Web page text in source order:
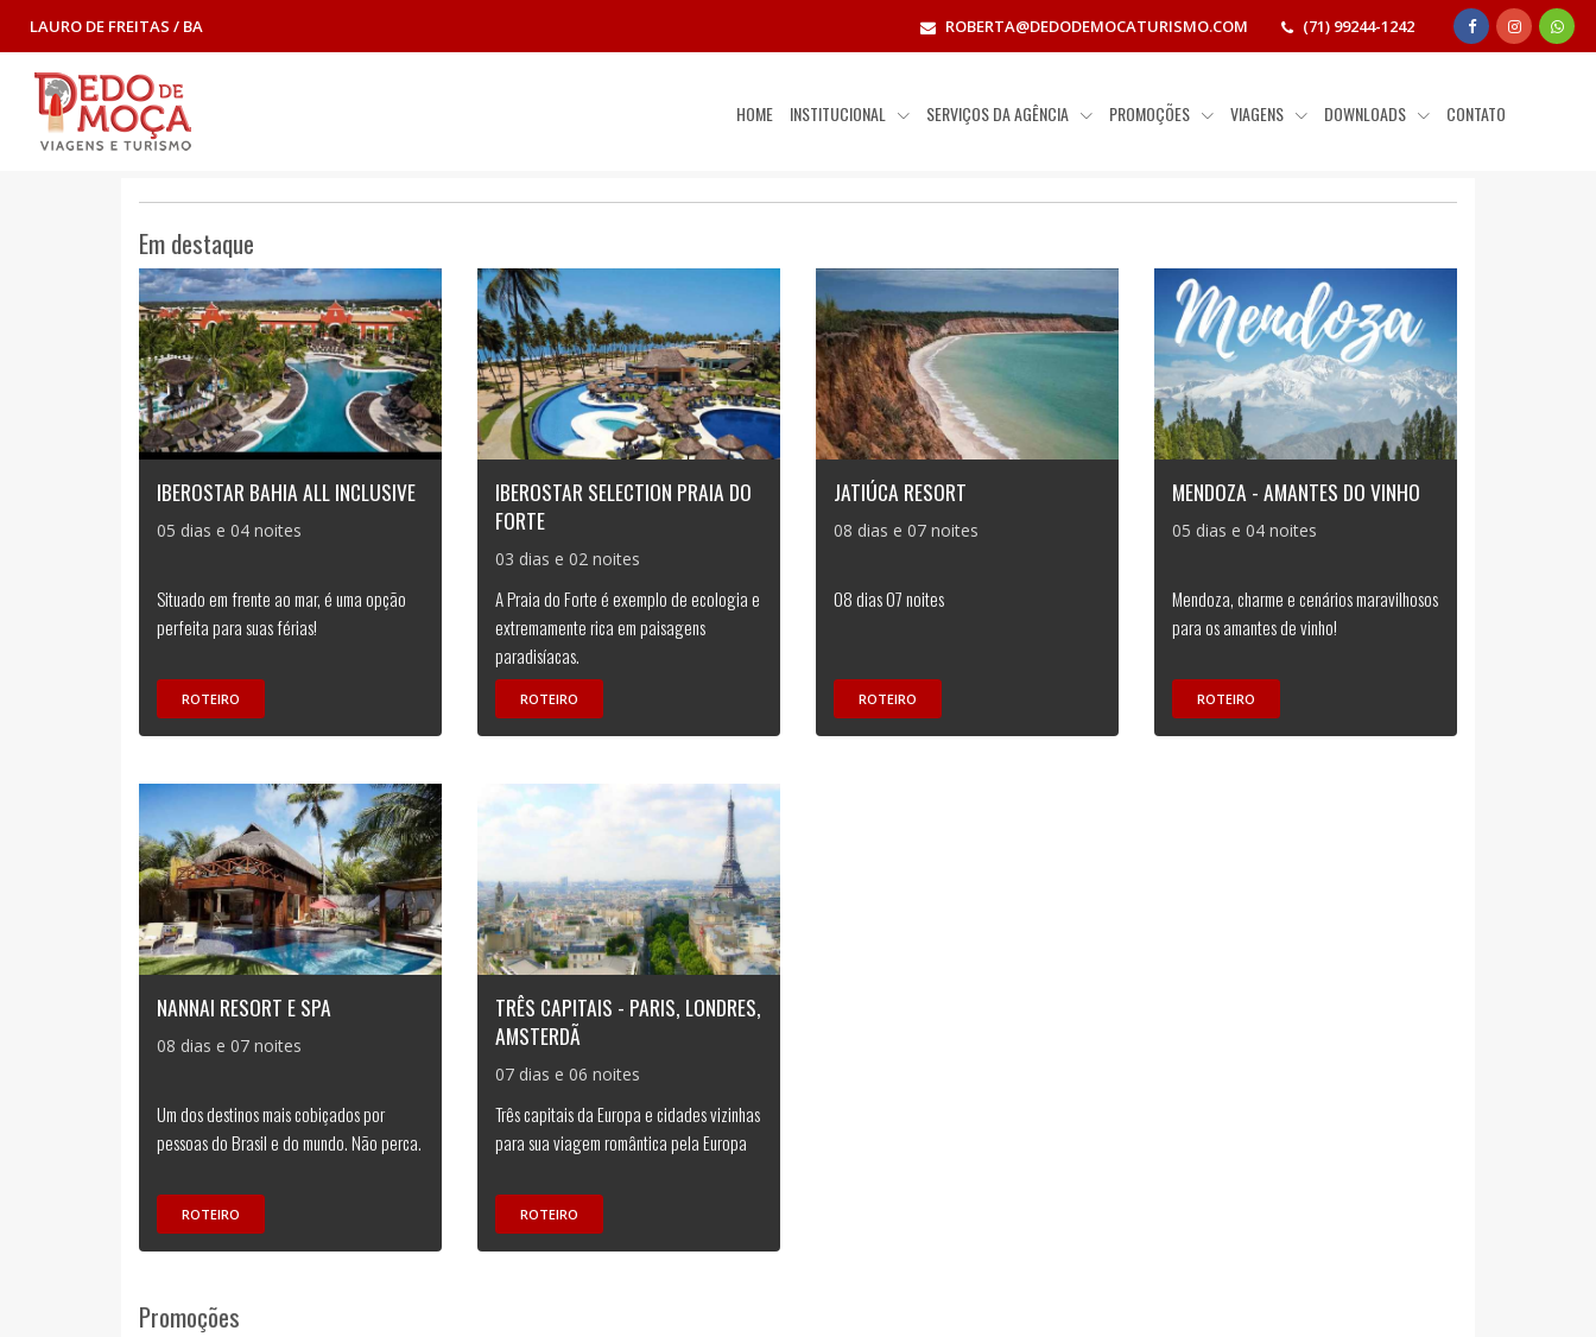
LAURO DE FREITAS / BA ROBERTA@DEDODEMOCATURISMO.COM (71) 99244-1242
HOME INSTITUCIONAL SERVIÇOS DA AGÊNCIA PROMOÇÕES VIAGENS DOWNLOADS CONTATO
Em destaque
IBEROSTAR BAHIA ALL INCLUSIVE
05 dias e 04 noites
Situado em frente ao mar, é uma opção
perfeita para suas férias!
ROTEIRO
IBEROSTAR SELECTION PRAIA DO
FORTE
03 dias e 02 noites
A Praia do Forte é exemplo de ecologia e
extremamente rica em paisagens
paradisíacas.
ROTEIRO
JATIÚCA RESORT
08 dias e 07 noites
08 dias 07 noites
ROTEIRO
MENDOZA - AMANTES DO VINHO
05 dias e 04 noites
Mendoza, charme e cenários maravilhosos
para os amantes de vinho!
ROTEIRO
NANNAI RESORT E SPA
08 dias e 07 noites
Um dos destinos mais cobiçados por
pessoas do Brasil e do mundo. Não perca.
ROTEIRO
TRÊS CAPITAIS - PARIS, LONDRES,
AMSTERDÃ
07 dias e 06 noites
Três capitais da Europa e cidades vizinhas
para sua viagem romântica pela Europa
ROTEIRO
Promoções